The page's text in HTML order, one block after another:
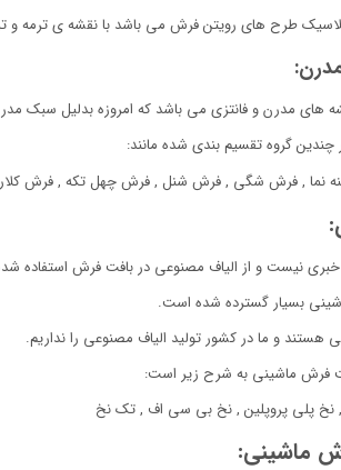
طرح های رویتن فرش می باشد با نقشه ی ترمه و
مدرن و فانتزی می باشد که امروزه بدلیل سبک
چندین گروه تقسیم بندی شده مانند:
نما , فرش شگی , فرش شنل , فرش چهل تکه , فرش
خبری نیست و از الیاف مصنوعی در بافت فرش استفاده
بسیار گسترده شده است.
هستند و ما در کشور تولید الیاف مصنوعی را نداریم.
فرش ماشینی به شرح زیر است:
نخ پلی پروپلین , نخ بی سی اف , تک نخ
ماشینی: